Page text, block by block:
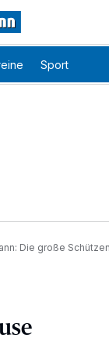
Sport
Die große